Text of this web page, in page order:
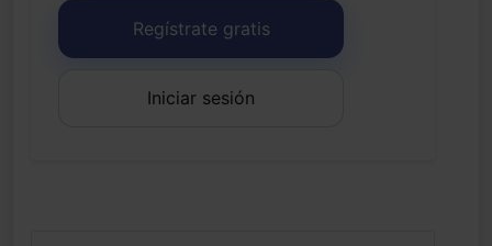
Regístrate gratis
Iniciar sesión